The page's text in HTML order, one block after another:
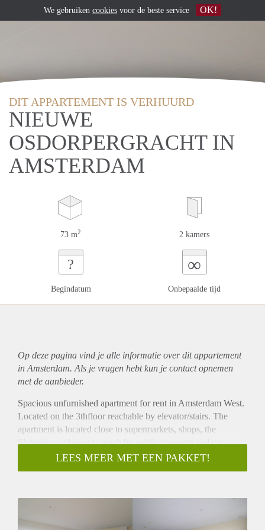
DIT APPARTEMENT IS VERHUURD
NIEUWE
OSDORPERGRACHT IN
AMSTERDAM
73 m2 2 kamers
?
Begindatum
∞
Onbepaalde tijd
Op deze pagina vind je alle informatie over ditappartement
in Amsterdam. Als je vragen hebt kun je contact opnemen
met de aanbieder.
Spacious unfurnished apartment for rent in Amsterdam West.
Located on the 3thfloor reachable by elevator/stairs. The
apartment is located close to supermarkets, shops, the
Sloterplas and easy to reach by public transport and car.
- Directly available for minimum 12months
- 1 bedroom
- Unfurnished
LEES MEER MET EEN PAKKET!
We gebruiken cookies voor de beste service OK!